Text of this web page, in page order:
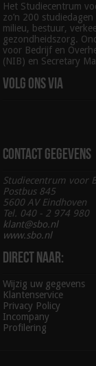
Het Studiecentrum
zo’n 200
milieu, bestuur,
gezondheidszorg.
voor Bedrijf en
(NIB) en Secretary
Volg ons via
Contact gegevens
Studiecentrum voor
Postbus 845
5600 AV Eindhoven
Tel. 040 - 2 974 980
klant@sbo.nl
www.sbo.nl
Direct naar:
Wijzig uw gegevens
Klantenservice
Privacy Policy
Incompany
Profilering